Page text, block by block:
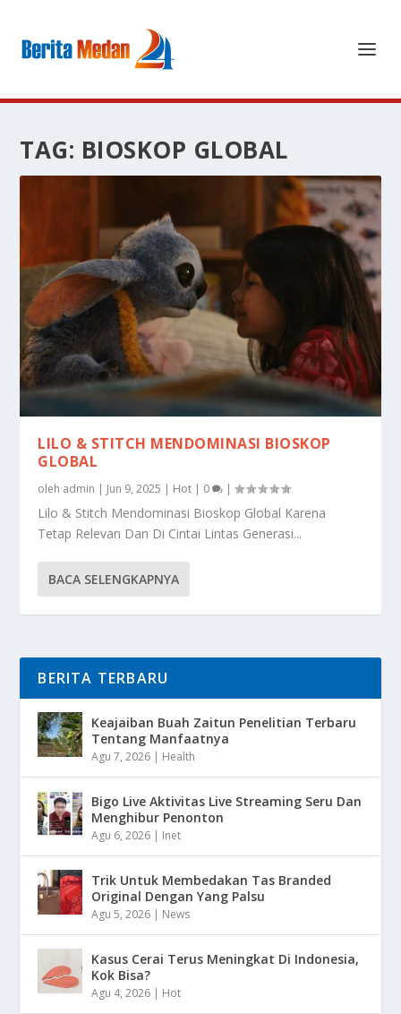
TAG: BIOSKOP GLOBAL
LILO & STITCH MENDOMINASI BIOSKOP
GLOBAL
oleh admin | Jun 9, 2025 | Hot | 0 |
Lilo & Stitch Mendominasi Bioskop Global Karena
Tetap Relevan Dan Di Cintai Lintas Generasi...
BACA SELENGKAPNYA
BERITA TERBARU
Keajaiban Buah Zaitun Penelitian Terbaru
Tentang Manfaatnya
Agu 7, 2026 | Health
Bigo Live Aktivitas Live Streaming Seru Dan
Menghibur Penonton
Agu 6, 2026 | Inet
Trik Untuk Membedakan Tas Branded
Original Dengan Yang Palsu
Agu 5, 2026 | News
Kasus Cerai Terus Meningkat Di Indonesia,
Kok Bisa?
Agu 4, 2026 | Hot